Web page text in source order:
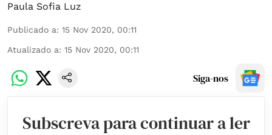
Paula Sofia Luz
Publicado a: 15 Nov 2020, 00:11
Atualizado a: 15 Nov 2020, 00:11
Siga-nos
Subscreva para continuar a ler